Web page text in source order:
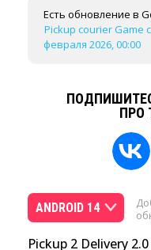
Есть обновление в
Pickup courier Game
февраля 2026, 00:00
ПРО
ANDROID 14
Pickup 2 Delivery 2.0